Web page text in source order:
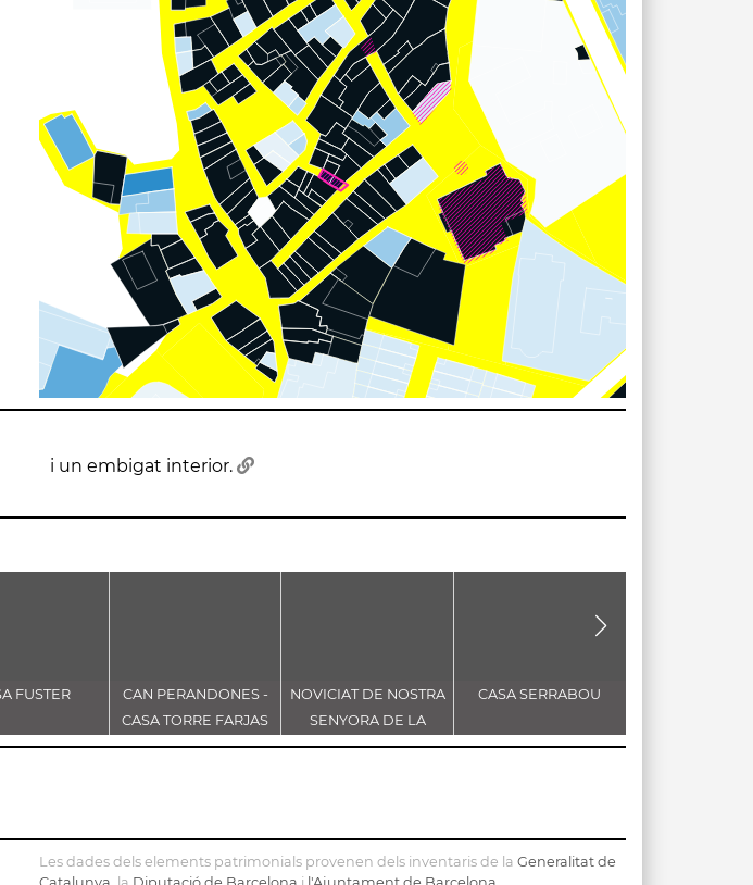
i un embigat interior.
FUSTER
CAN PERANDONES -
CASA TORRE FARJAS
NOVICIAT DE NOSTRA
SENYORA DE LA
CONSOLACIÓ
CASA SERRABOU
Les dades dels elements patrimonials provenen dels inventaris de la Generalitat de